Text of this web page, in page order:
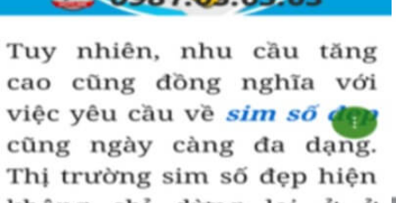
xấu nhưng giá bán cao cũng là điều hết sức bình thường.
Đôi khi có một số khách hàng chuyên đi săn lùng những
loại sim giảm giá, sim số đẹp giá rẻ này về bán lại cho
những người không tìm được loại sim giảm giá này để có
Chính vì thế tại sao chúng ta lại không săn lùng sim giảm
giá sim số đẹp giá rẻ này để đầu tư sinh lãi thỏa sức niềm
đam mê sim số đẹp
Cách đây nhiều năm về trước khi dịch vụ mua bán trực tuyến